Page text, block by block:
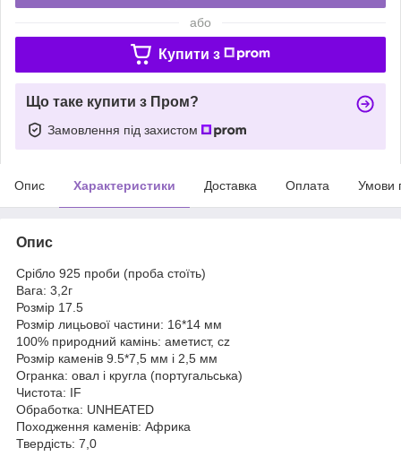
або
Купити з
Що таке купити з Пром?
Замовлення під захистом
Опис Характеристики Доставка Оплата Умови
Опис
Срібло 925 проби (проба стоїть)
Вага: 3,2г
Розмір 17.5
Розмір лицьової частини: 16*14 мм
100% природний камінь: аметист, cz
Розмір каменів 9.5*7,5 мм і 2,5 мм
Огранка: овал і кругла (португальська)
Чистота: IF
Обработка: UNHEATED
Походження каменів: Африка
Твердість: 7,0